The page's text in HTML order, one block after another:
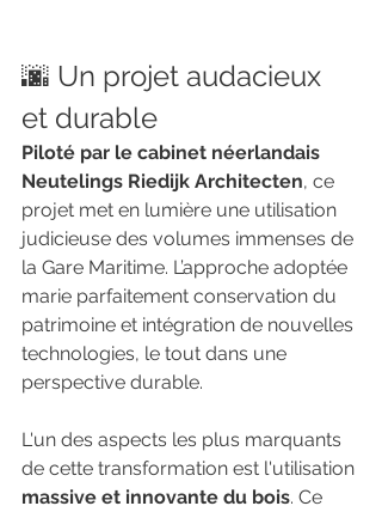
🌆 Un projet audacieux
et durable
Piloté par le cabinet néerlandais
Neutelings Riedijk Architecten, ce
projet met en lumière une utilisation
judicieuse des volumes immenses de
la Gare Maritime. L’approche adoptée
marie parfaitement conservation du
patrimoine et intégration de nouvelles
technologies, le tout dans une
perspective durable.
L'un des aspects les plus marquants
de cette transformation est l'utilisation
massive et innovante du bois. Ce